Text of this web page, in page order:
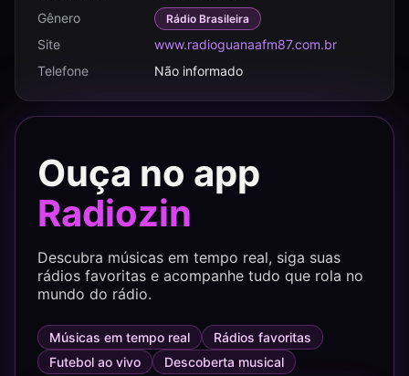
Gênero
Rádio Brasileira
Site
www.radioguanaafm87.com.br
Telefone
Não informado
Ouça no app
Radiozin
Descubra músicas em tempo real, siga suas
rádios favoritas e acompanhe tudo que rola no
mundo do rádio.
Músicas em tempo real
Rádios favoritas
Futebol ao vivo
Descoberta musical